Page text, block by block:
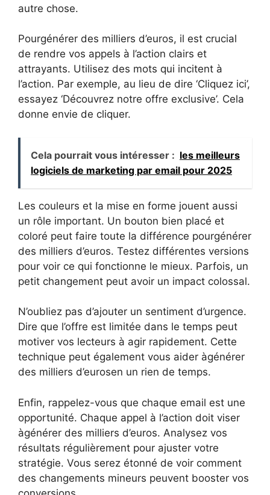
autre chose.
Pourgénérer des milliers d’euros, il est crucial
de rendre vos appels à l’action clairs et
attrayants. Utilisez des mots qui incitent à
l’action. Par exemple, au lieu de dire ‘Cliquez ici’,
essayez ‘Découvrez notre offre exclusive’. Cela
donne envie de cliquer.
Cela pourrait vous intéresser : les meilleurs
logiciels de marketing par email pour 2025
Les couleurs et la mise en forme jouent aussi
un rôle important. Un bouton bien placé et
coloré peut faire toute la différence pourgénérer
des milliers d’euros. Testez différentes versions
pour voir ce qui fonctionne le mieux. Parfois, un
petit changement peut avoir un impact colossal.
N’oubliez pas d’ajouter un sentiment d’urgence.
Dire que l’offre est limitée dans le temps peut
motiver vos lecteurs à agir rapidement. Cette
technique peut également vous aider àgénérer
des milliers d’eurosen un rien de temps.
Enfin, rappelez-vous que chaque email est une
opportunité. Chaque appel à l’action doit viser
àgénérer des milliers d’euros. Analysez vos
résultats régulièrement pour ajuster votre
stratégie. Vous serez étonné de voir comment
des changements mineurs peuvent booster vos